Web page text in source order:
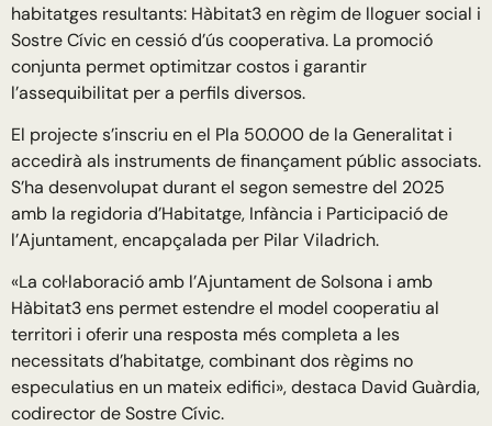
habitatges resultants: Hàbitat3 en règim de lloguer social i
Sostre Cívic en cessió d’ús cooperativa. La promoció
conjunta permet optimitzar costos i garantir
l’assequibilitat per a perfils diversos.
El projecte s’inscriu en el Pla 50.000 de la Generalitat i
accedirà als instruments de finançament públic associats.
S’ha desenvolupat durant el segon semestre del 2025
amb la regidoria d’Habitatge, Infància i Participació de
l’Ajuntament, encapçalada per Pilar Viladrich.
«La col·laboració amb l’Ajuntament de Solsona i amb
Hàbitat3 ens permet estendre el model cooperatiu al
territori i oferir una resposta més completa a les
necessitats d’habitatge, combinant dos règims no
especulatius en un mateix edifici», destaca David Guàrdia,
codirector de Sostre Cívic.